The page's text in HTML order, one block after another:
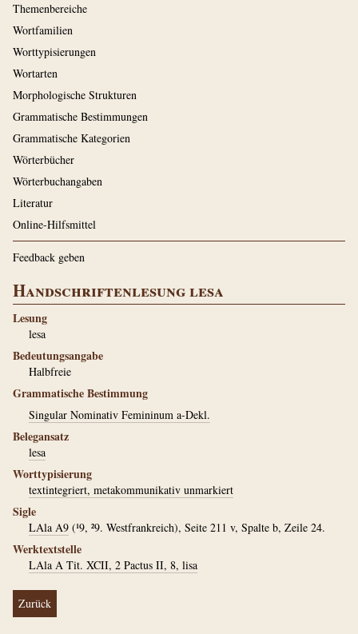
Themenbereiche
Wortfamilien
Worttypisierungen
Wortarten
Morphologische Strukturen
Grammatische Bestimmungen
Grammatische Kategorien
Wörterbücher
Wörterbuchangaben
Literatur
Online-Hilfsmittel
Feedback geben
Handschriftenlesung lesa
Lesung
lesa
Bedeutungsangabe
Halbfreie
Grammatische Bestimmung
Singular Nominativ Femininum a-Dekl.
Belegansatz
lesa
Worttypisierung
textintegriert, metakommunikativ unmarkiert
Sigle
LAla A9 (¹9, ²9. Westfrankreich), Seite 211 v, Spalte b, Zeile 24.
Werktextstelle
LAla A Tit. XCII, 2 Pactus II, 8, lisa
Zurück